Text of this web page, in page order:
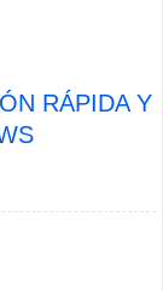
RÁPIDA Y